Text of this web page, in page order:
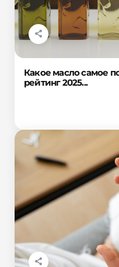
Какое масло самое
рейтинг 2025...